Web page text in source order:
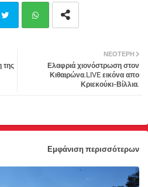
ΝΕΌΤΕΡΗ
Ελαφριά χιονόστρωση στον
Κιθαιρώνα.LIVE εικόνα απο
Κριεκούκι-Βίλλια.
της
Εμφάνιση περισσότερων